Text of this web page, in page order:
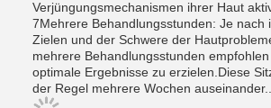
Verjüngungsmechanismen ihrer Haut
7Mehrere Behandlungsstunden: Je nach
Zielen und der Schwere der
mehrere Behandlungsstunden
optimale Ergebnisse zu erzielen.Diese
der Regel mehrere Wochen auseinander..